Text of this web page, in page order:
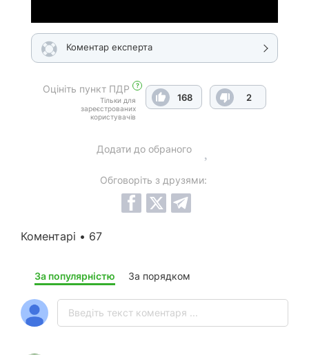
Коментар експерта
Оцініть пункт ПДР ?
Тільки для
зареєстрованих
користувачів
168 2
Додати до обраного
Обговоріть з друзями:
Коментарі • 67
За популярністю За порядком